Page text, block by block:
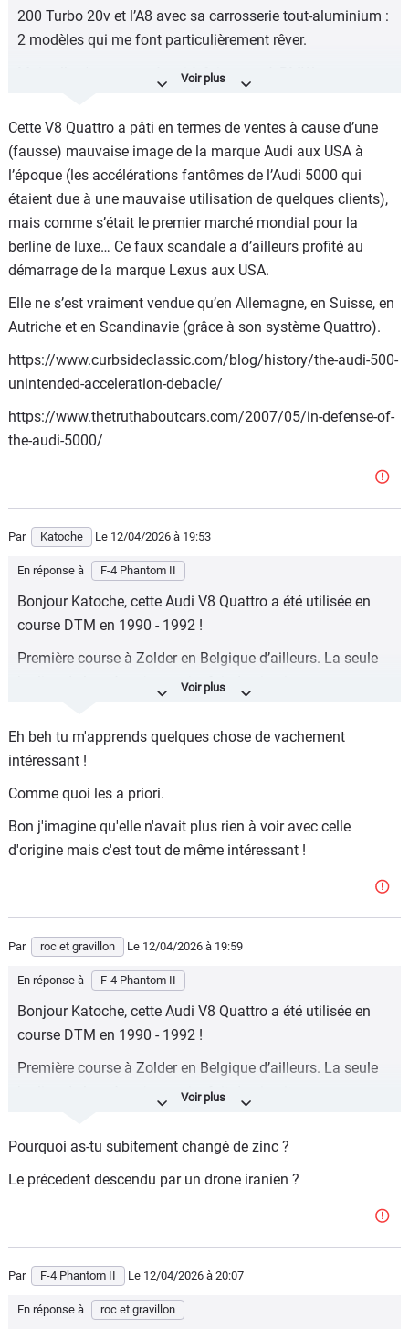
200 Turbo 20v et l’A8 avec sa carrosserie tout-aluminium :
2 modèles qui me font particulièrement rêver.
Mais elle n'aura pas réussi à faire peur à BMW et
choses sérieuses !
Cette V8 Quattro a pâti en termes de ventes à cause d’une
(fausse) mauvaise image de la marque Audi aux USA à
l’époque (les accélérations fantômes de l’Audi 5000 qui
étaient due à une mauvaise utilisation de quelques clients),
mais comme s’était le premier marché mondial pour la
berline de luxe… Ce faux scandale a d’ailleurs profité au
démarrage de la marque Lexus aux USA.
Elle ne s’est vraiment vendue qu’en Allemagne, en Suisse, en
Autriche et en Scandinavie (grâce à son système Quattro).
https://www.curbsideclassic.com/blog/history/the-audi-500-
unintended-acceleration-debacle/
https://www.thetruthaboutcars.com/2007/05/in-defense-of-
the-audi-5000/
Par Katoche Le 12/04/2026 à 19:53
En réponse à F-4 Phantom II
Bonjour Katoche, cette Audi V8 Quattro a été utilisée en
course DTM en 1990 - 1992 !
Première course à Zolder en Belgique d’ailleurs. La seule
berline de luxe à ce jour qui a fait du circuit.
1990/
Bonne soirée de la part d‘ex F-18 Hornet.
Eh beh tu m'apprends quelques chose de vachement
intéressant !
Comme quoi les a priori.
Bon j'imagine qu'elle n'avait plus rien à voir avec celle
d'origine mais c'est tout de même intéressant !
Par roc et gravillon Le 12/04/2026 à 19:59
En réponse à F-4 Phantom II
Bonjour Katoche, cette Audi V8 Quattro a été utilisée en
course DTM en 1990 - 1992 !
Première course à Zolder en Belgique d’ailleurs. La seule
berline de luxe à ce jour qui a fait du circuit.
1990/
Bonne soirée de la part d‘ex F-18 Hornet.
Pourquoi as-tu subitement changé de zinc ?
Le précedent descendu par un drone iranien ?
Par F-4 Phantom II Le 12/04/2026 à 20:07
En réponse à roc et gravillon